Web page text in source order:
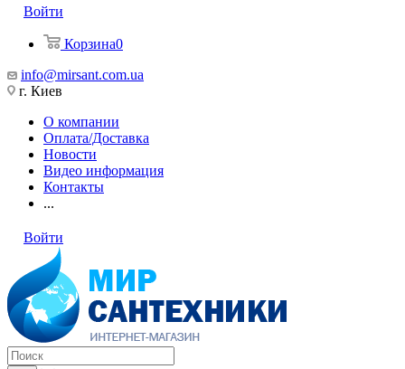
Войти
Корзина0
info@mirsant.com.ua
г. Киев
О компании
Оплата/Доставка
Новости
Видео информация
Контакты
...
Войти